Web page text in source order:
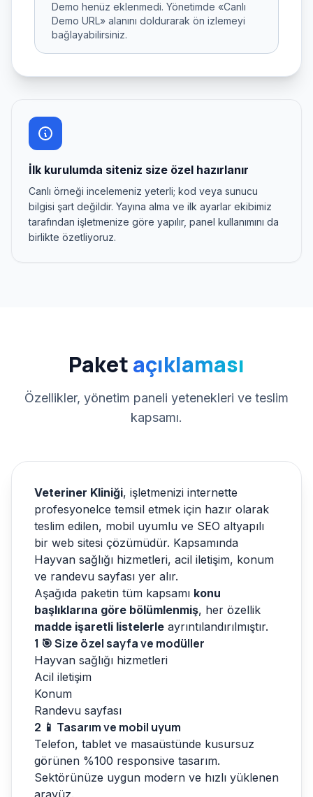
Demo henüz eklenmedi. Yönetimde «Canlı
Demo URL» alanını doldurarak ön izlemeyi
bağlayabilirsiniz.
İlk kurulumda siteniz size özel hazırlanır
Canlı örneği incelemeniz yeterli; kod veya sunucu
bilgisi şart değildir. Yayına alma ve ilk ayarlar ekibimiz
tarafından işletmenize göre yapılır, panel kullanımını da
birlikte özetliyoruz.
Paketaçıklaması
Özellikler, yönetim paneli yetenekleri ve teslim
kapsamı.
Veteriner Kliniği, işletmenizi internette
profesyonelce temsil etmek için hazır olarak
teslim edilen, mobil uyumlu ve SEO altyapılı
bir web sitesi çözümüdür. Kapsamında
Hayvan sağlığı hizmetleri, acil iletişim, konum
ve randevu sayfası yer alır.
Aşağıda paketin tüm kapsamı konu
başlıklarına göre bölümlenmiş, her özellik
madde işaretli listelerle ayrıntılandırılmıştır.
1 🎯 Size özel sayfa ve modüller
Hayvan sağlığı hizmetleri
Acil iletişim
Konum
Randevu sayfası
2 📱 Tasarım ve mobil uyum
Telefon, tablet ve masaüstünde kusursuz
görünen %100 responsive tasarım.
Sektörünüze uygun modern ve hızlı yüklenen